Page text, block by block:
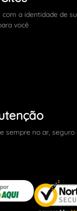
com a identidade de
você
sempre no ar, seguro